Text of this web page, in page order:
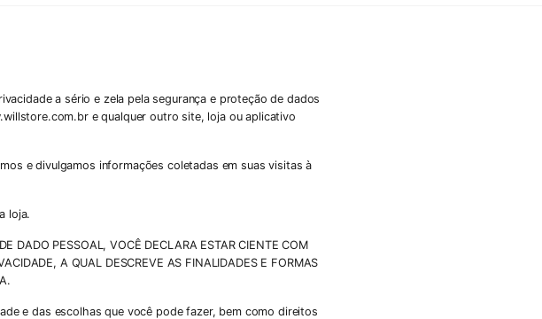
a sério e zela pela segurança e proteção de dados
e qualquer outro site, loja ou aplicativo
e divulgamos informações coletadas em suas visitas à
loja.
DADO PESSOAL, VOCÊ DECLARA ESTAR CIENTE COM
A QUAL DESCREVE AS FINALIDADES E FORMAS
e das escolhas que você pode fazer, bem como direitos